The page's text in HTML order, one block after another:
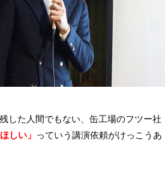
した人間でもない、缶工場のフツー社
しい」 っていう講演依頼がけっこうあ